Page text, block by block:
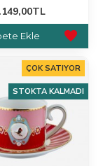
Ekle
ÇOK SATIYOR
STOKTA KALMADI